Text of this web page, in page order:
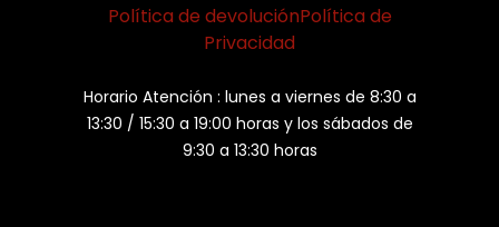
Política de devoluciónPolítica de
Privacidad
Horario Atención : lunes a viernes de 8:30 a
13:30 / 15:30 a 19:00 horas y los sábados de
9:30 a 13:30 horas